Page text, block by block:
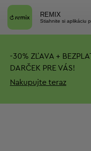
REMIX
Stiahnite si aplikáciu
-30% ZĽAVA +
DARČEK PRE VÁS!
Nakupujte teraz